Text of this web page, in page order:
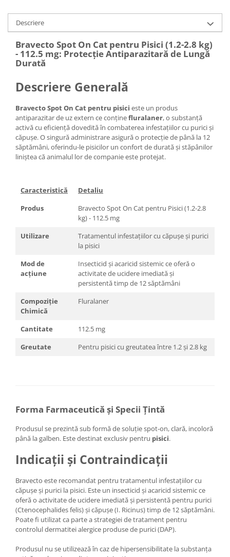
Descriere
Bravecto Spot On Cat pentru Pisici (1.2-2.8 kg)
- 112.5 mg: Protecție Antiparazitară de Lungă
Durată
Descriere Generală
Bravecto Spot On Cat pentru pisici este un produs
antiparazitar de uz extern ce conținefluralaner, o substanță
activă cu eficiență dovedită în combaterea infestațiilor cu purici și
căpușe. O singură administrare asigură o protecție de până la 12
săptămâni, oferindu-le pisicilor un confort de durată și stăpânilor
liniștea că animalul lor de companie este protejat.
Caracteristică
Detaliu
Produs
Bravecto Spot On Cat pentru Pisici (1.2-2.8
kg) - 112.5 mg
Utilizare
Tratamentul infestațiilor cu căpușe și purici
la pisici
Mod de
acțiune
Insecticid și acaricid sistemic ce oferă o
activitate de ucidere imediată și
persistentă timp de 12 săptămâni
Compoziție
Chimică
Fluralaner
Cantitate
112.5 mg
Greutate
Pentru pisici cu greutatea între 1.2 și 2.8 kg
Forma Farmaceutică și Specii Țintă
Produsul se prezintă sub formă de soluție spot-on, clară, incoloră
până la galben. Este destinat exclusiv pentru pisici.
Indicații și Contraindicații
Bravecto este recomandat pentru tratamentul infestațiilor cu
căpușe și purici la pisici. Este un insecticid și acaricid sistemic ce
oferă o activitate de ucidere imediată și persistentă pentru purici
(Ctenocephalides felis) și căpușe (I. Ricinus) timp de 12 săptămâni.
Poate fi utilizat ca parte a strategiei de tratament pentru
controlul dermatitei alergice produse de purici (DAP).
Produsul nu se utilizează în caz de hipersensibilitate la substanța